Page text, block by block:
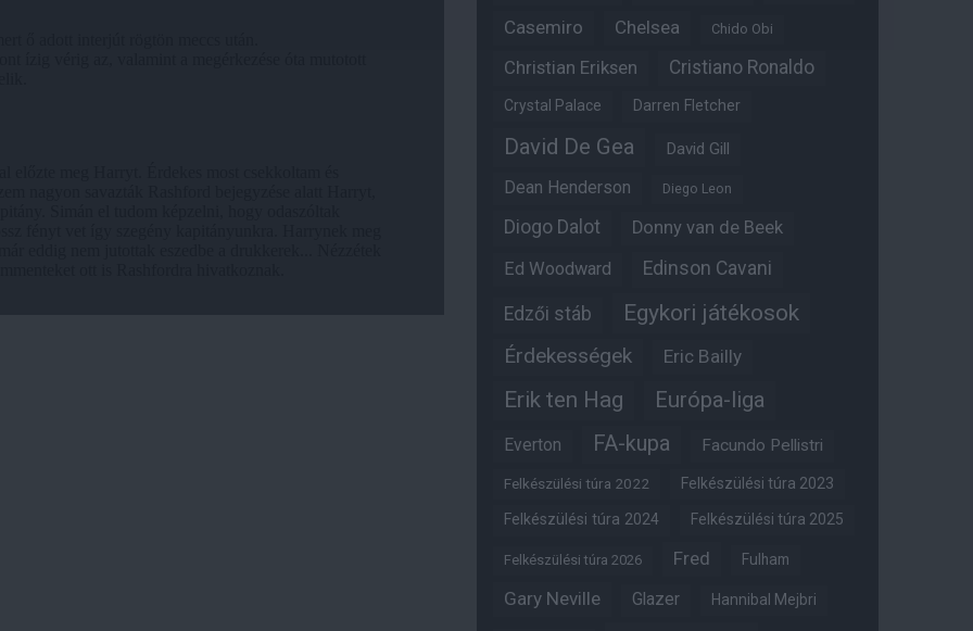
Casemiro Chelsea Chido Obi
Christian Eriksen Cristiano Ronaldo
Crystal Palace Darren Fletcher
David De Gea David Gill
Dean Henderson Diego Leon
Diogo Dalot
Donny van de Beek
Ed Woodward
Edinson Cavani
Edzői stáb Egykori játékosok
Érdekességek Eric Bailly
Erik ten Hag Európa-liga
Everton FA-kupa Facundo Pellistri
Felkészülési túra 2022 Felkészülési túra 2023
Felkészülési túra 2024 Felkészülési túra 2025
Felkészülési túra 2026 Fred Fulham
Gary Neville Glazer Hannibal Mejbri